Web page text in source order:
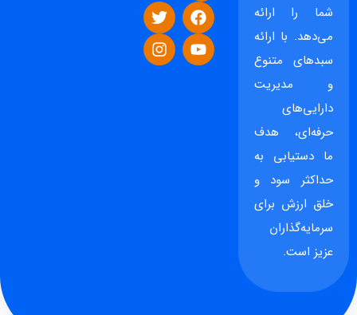
شما را ارائه
می‌دهد. با ارائه
سبدهای متنوع
و مدیریت
دارایی‌های
حرفه‌ای، هدف
ما دستیابی به
حداکثر سود و
خلق ارزش برای
سرمایه‌گذاران
عزیز است.